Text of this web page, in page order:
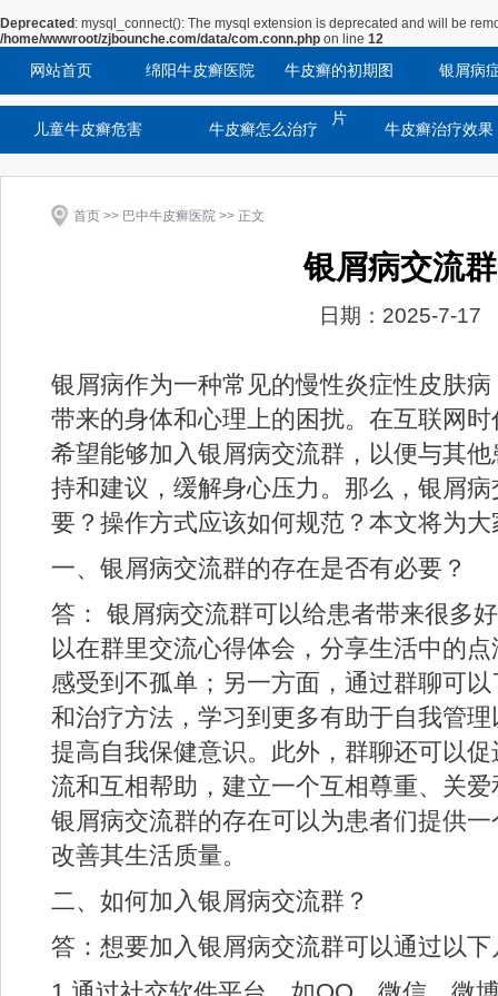
Deprecated : mysql_connect(): The mysql extension is deprecated and will be
/home/wwwroot/zjbounche.com/data/com.conn.php on line 12
网站首页 绵阳牛皮癣医院 牛皮癣的初期图
片
银屑病
儿童牛皮癣危害 牛皮癣怎么治疗 牛皮癣治疗效果
首页 >> 巴中牛皮癣医院 >> 正文
银屑病交流群
日期：2025-7-17
银屑病作为一种常见的慢性炎症性皮肤
带来的身体和心理上的困扰。在互联网
希望能够加入银屑病交流群，以便与其
持和建议，缓解身心压力。那么，银屑
要？操作方式应该如何规范？本文将为
一、银屑病交流群的存在是否有必要？
答： 银屑病交流群可以给患者带来很多
以在群里交流心得体会，分享生活中的
感受到不孤单；另一方面，通过群聊可
和治疗方法，学习到更多有助于自我管
提高自我保健意识。此外，群聊还可以
流和互相帮助，建立一个互相尊重、关
银屑病交流群的存在可以为患者们提供
改善其生活质量。
二、如何加入银屑病交流群？
答：想要加入银屑病交流群可以通过以